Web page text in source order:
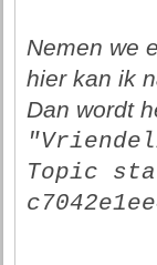
Nemen we
hier kan ik
Dan wordt
Topic